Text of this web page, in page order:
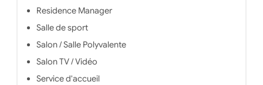
Residence Manager
Salle de sport
Salon / Salle Polyvalente
Salon TV / Vidéo
Service d'accueil